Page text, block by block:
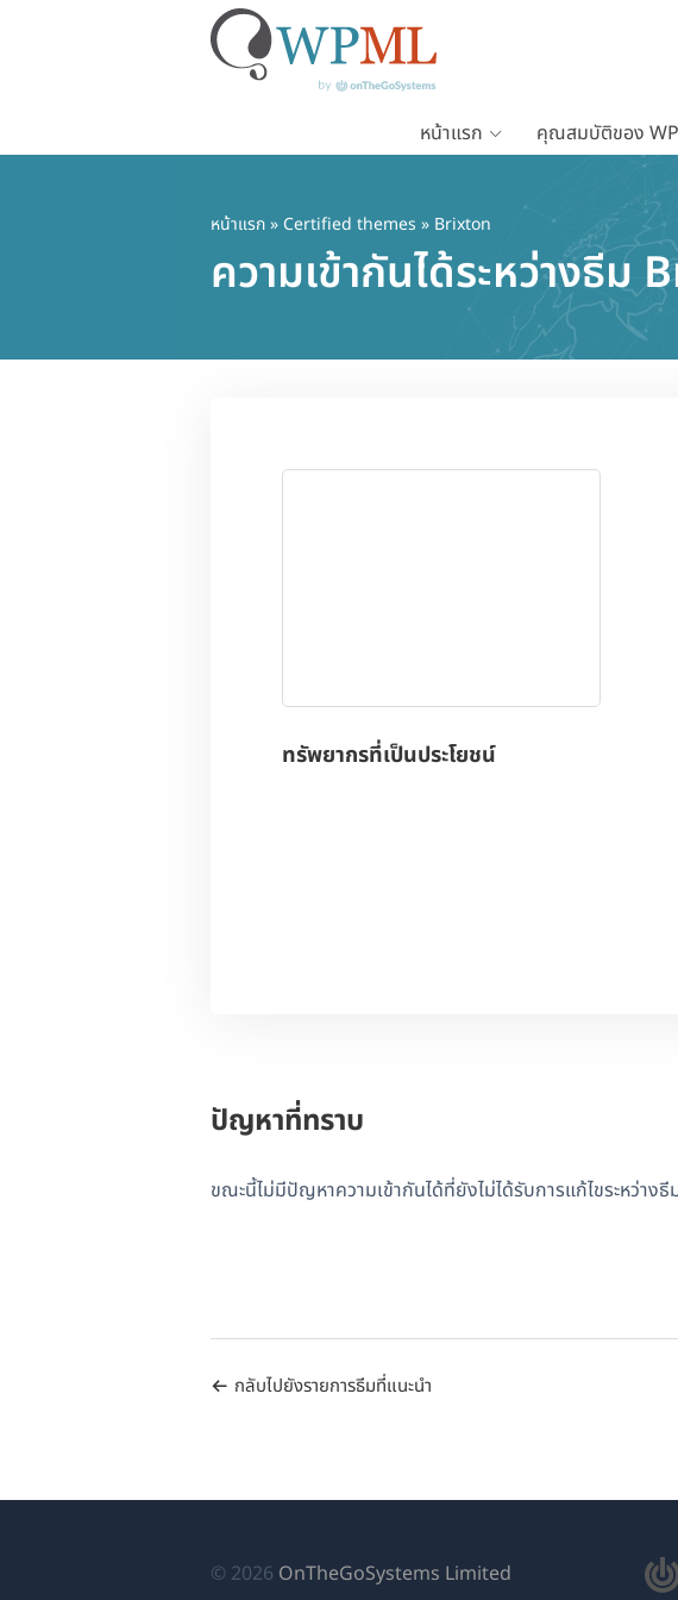
หน้าแรก คุณสมบัติของ
หน้าแรก» Certified themes » Brixton
ความเข้ากันได้ระหว่างธีม
ทรัพยากรที่เป็นประโยชน์
ปัญหาที่ทราบ
ขณะนี้ไม่มีปัญหาความเข้ากันได้ที่ยังไม่ได้รับการแก้ไขระหว่าง
กลับไปยังรายการธีมที่แนะนำ
© 2026 OnTheGoSystems Limited